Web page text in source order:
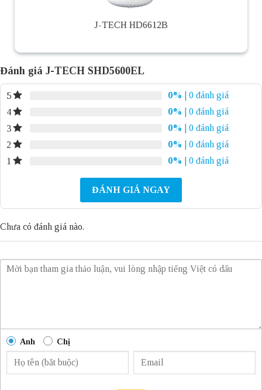
J-TECH HD6612B
Đánh giá J-TECH SHD5600EL
5 0%
| 0 đánh giá
4
0%
| 0 đánh giá
3
0%
| 0 đánh giá
2
0%
| 0 đánh giá
1
0% | 0 đánh giá
ĐÁNH GIÁ NGAY
Chưa có đánh giá nào.
Anh Chị